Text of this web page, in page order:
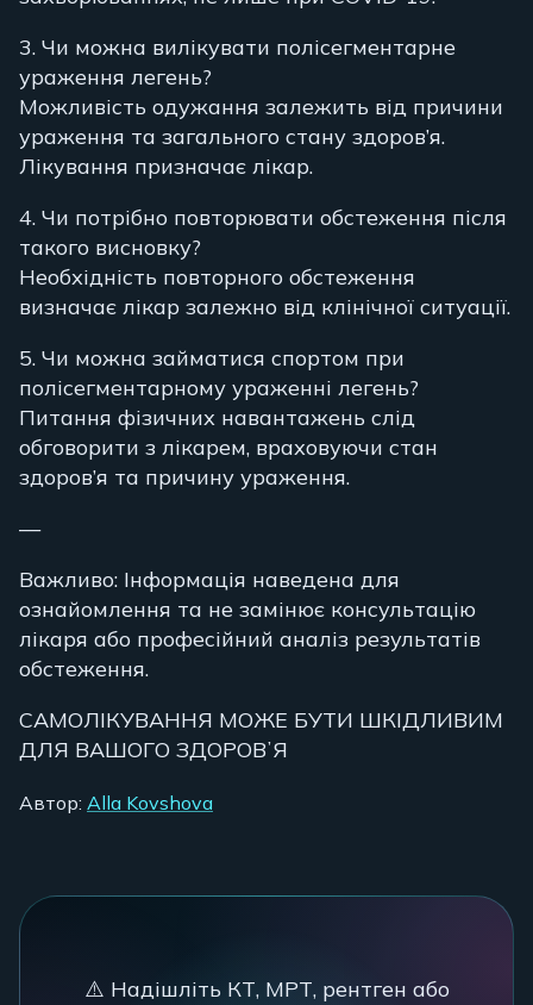
3. Чи можна вилікувати полісегментарне
ураження легень?
Можливість одужання залежить від причини
ураження та загального стану здоров’я.
Лікування призначає лікар.
4. Чи потрібно повторювати обстеження після
такого висновку?
Необхідність повторного обстеження
визначає лікар залежно від клінічної ситуації.
5. Чи можна займатися спортом при
полісегментарному ураженні легень?
Питання фізичних навантажень слід
обговорити з лікарем, враховуючи стан
здоров’я та причину ураження.
—
Важливо: Інформація наведена для
ознайомлення та не замінює консультацію
лікаря або професійний аналіз результатів
обстеження.
САМОЛІКУВАННЯ МОЖЕ БУТИ ШКІДЛИВИМ
ДЛЯ ВАШОГО ЗДОРОВʼЯ
Автор: Alla Kovshova
⚠️ Надішліть КТ, МРТ, рентген або